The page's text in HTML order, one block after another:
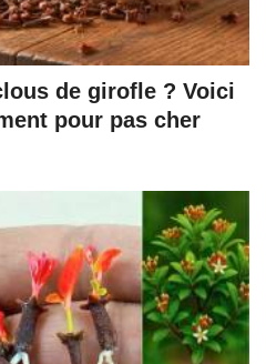
de girofle ? Voici
pour pas cher